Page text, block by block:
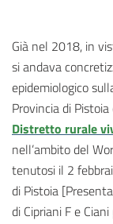
Già nel 2018, in
si andava
epidemiologico
Provincia di
Distretto rurale
nell’ambito del
tenutosi il 2
di Pistoia [
di Cipriani F e